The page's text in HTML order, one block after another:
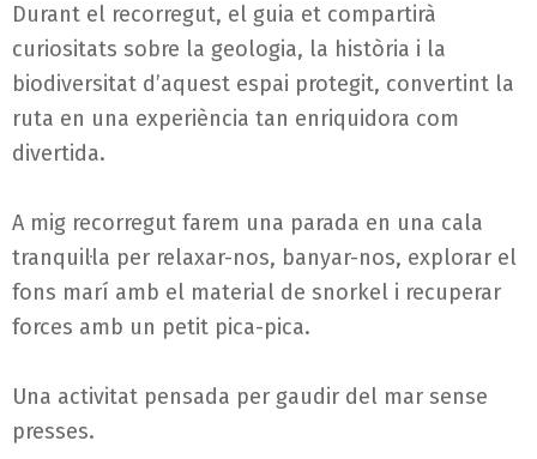
Durant el recorregut, el guia et compartirà
curiositats sobre la geologia, la història i la
biodiversitat d’aquest espai protegit, convertint la
ruta en una experiència tan enriquidora com
divertida.
A mig recorregut farem una parada en una cala
tranquil·la per relaxar-nos, banyar-nos, explorar el
fons marí amb el material de snorkel i recuperar
forces amb un petit pica-pica.
Una activitat pensada per gaudir del mar sense
presses.